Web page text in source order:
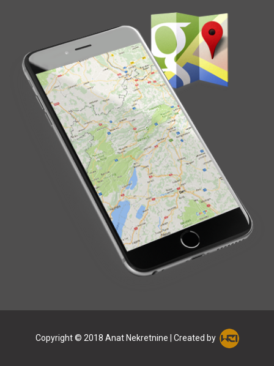
Copyright © 2018 Anat Nekretnine | Created by